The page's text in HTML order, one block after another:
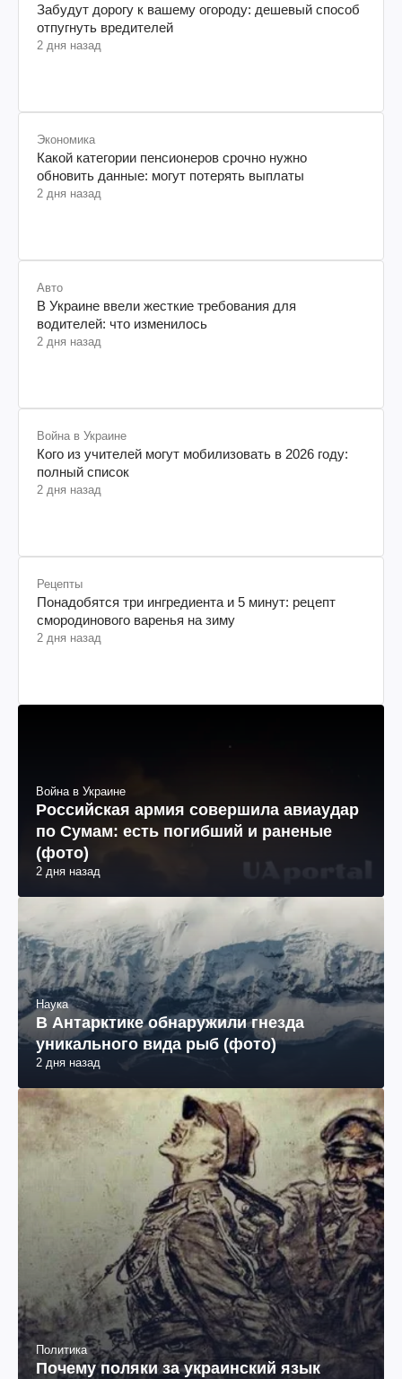
Забудут дорогу к вашему огороду: дешевый способ
отпугнуть вредителей
2 дня назад
Экономика
Какой категории пенсионеров срочно нужно
обновить данные: могут потерять выплаты
2 дня назад
Авто
В Украине ввели жесткие требования для
водителей: что изменилось
2 дня назад
Война в Украине
Кого из учителей могут мобилизовать в 2026 году:
полный список
2 дня назад
Рецепты
Понадобятся три ингредиента и 5 минут: рецепт
смородинового варенья на зиму
2 дня назад
Война в Украине
Российская армия совершила авиаудар
по Сумам: есть погибший и раненые
(фото)
2 дня назад
Наука
В Антарктике обнаружили гнезда
уникального вида рыб (фото)
2 дня назад
Политика
Почему поляки за украинский язык